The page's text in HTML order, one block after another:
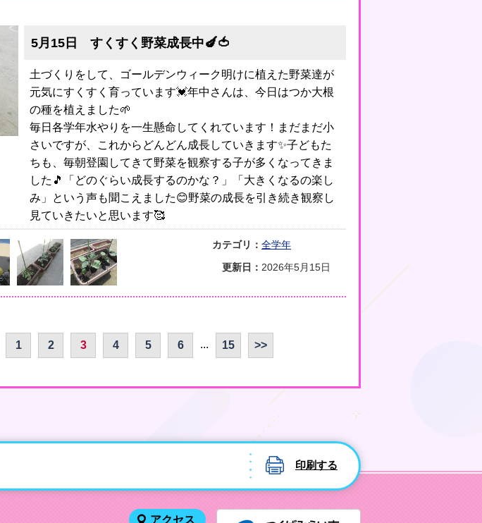
5月15日 すくすく野菜成長中🍆🍅
土づくりをして、ゴールデンウィーク明けに植えた野菜達が
元気にすくすく育っています💓年中さんは、今日はつか大根
の種を植えました🌱
毎日各学年水やりを一生懸命してくれています！まだまだ小
さいですが、これからどんどん成長していきます✨子どもた
ちも、毎朝登園してきて野菜を観察する子が多くなってきま
した🎵「どのぐらい成長するのかな？」「大きくなるの楽し
み」という声も聞こえました😊野菜の成長を引き続き観察し
見ていきたいと思います🥰
カテゴリ： 全学年
更新日： 2026年5月15日
1 2 3 4 5 6 ... 15 >>
印刷する
アクセス